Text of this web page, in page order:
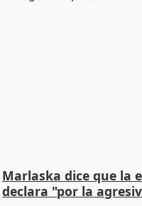
Marlaska dice que la
declara "por la